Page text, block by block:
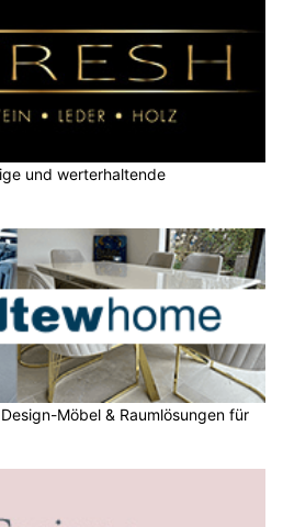
und werterhaltende
Möbel & Raumlösungen für